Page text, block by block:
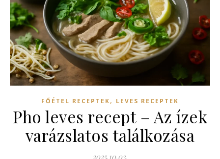
FŐÉTEL RECEPTEK, LEVES RECEPTEK
Pho leves recept – Az ízek
varázslatos találkozása
2025.10.03.